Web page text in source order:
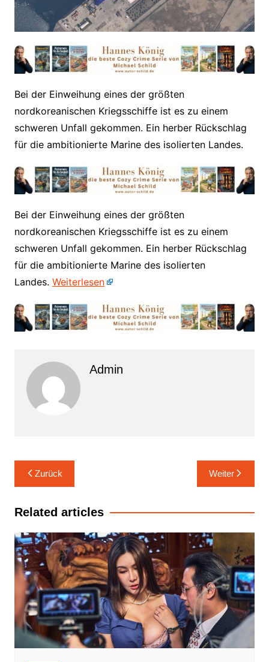
Bei der Einweihung eines der größten
nordkoreanischen Kriegsschiffe ist es zu einem
schweren Unfall gekommen. Ein herber Rückschlag
für die ambitionierte Marine des isolierten Landes.
​Bei der Einweihung eines der größten
nordkoreanischen Kriegsschiffe ist es zu einem
schweren Unfall gekommen. Ein herber Rückschlag
für die ambitionierte Marine des isolierten
Landes. Weiterlesen
Admin
Beitrags-
Navigation
Zurück Weiter
Related articles